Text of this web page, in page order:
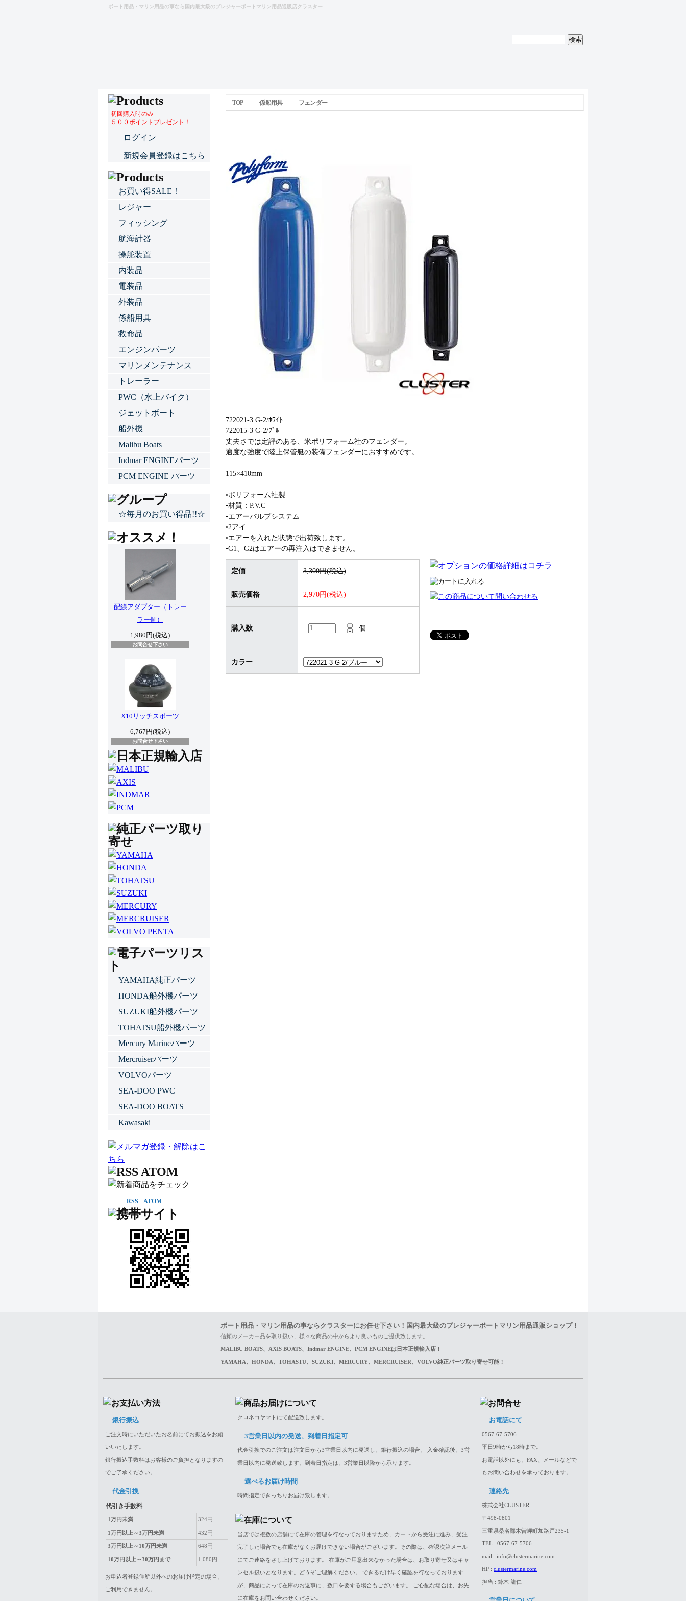
ボート用品・マリン用品の事なら国内最大級のプレジャーボートマリン用品通販店クラスター
TOP 係船用具 フェンダー
722021-3 G-2/ﾎﾜｲﾄ
722015-3 G-2/ﾌﾞﾙｰ
丈夫さでは定評のある、米ポリフォーム社のフェンダー。
適度な強度で陸上保管艇の装備フェンダーにおすすめです。
115×410mm
•ポリフォーム社製
•材質：P.V.C
•エアーバルブシステム
•2アイ
•エアーを入れた状態で出荷致します。
•G1、G2はエアーの再注入はできません。
定価 3,300円(税込)
販売価格 2,970円(税込)
購入数 個
カラー
初回購入時のみ
５００ポイントプレゼント！
ログイン
新規会員登録はこちら
お買い得SALE！
レジャー
フィッシング
航海計器
操舵装置
内装品
電装品
外装品
係船用具
救命品
エンジンパーツ
マリンメンテナンス
トレーラー
PWC（水上バイク）
ジェットボート
船外機
Malibu Boats
Indmar ENGINEパーツ
PCM ENGINE パーツ
☆毎月のお買い得品!!☆
配線アダプター（トレー
ラー側）
1,980円(税込)
お問合せ下さい
X10リッチスポーツ
6,767円(税込)
お問合せ下さい
YAMAHA純正パーツ
HONDA船外機パーツ
SUZUKI船外機パーツ
TOHATSU船外機パーツ
Mercury Marineパーツ
Mercruiserパーツ
VOLVOパーツ
SEA-DOO PWC
SEA-DOO BOATS
Kawasaki
RSS ATOM
ボート用品・マリン用品の事ならクラスターにお任せ下さい！国内最大級のプレジャーボートマリン用品通販ショップ！
信頼のメーカー品を取り扱い、様々な商品の中からより良いものご提供致します。
MALIBU BOATS、AXIS BOATS、Indmar ENGINE、PCM ENGINEは日本正規輸入店！
YAMAHA、HONDA、TOHASTU、SUZUKI、MERCURY、MERCRUISER、VOLVO純正パーツ取り寄せ可能！
銀行振込
ご注文時にいただいたお名前にてお振込をお願
いいたします。
銀行振込手数料はお客様のご負担となりますの
でご了承ください。
代金引換
代引き手数料
1万円未満 324円
1万円以上～3万円未満 432円
3万円以上～10万円未満 648円
10万円以上～30万円まで 1,080円
お申込者登録住所以外へのお届け指定の場合、
ご利用できません。
クロネコヤマトにて配送致します。
3営業日以内の発送、到着日指定可
代金引換でのご注文は注文日から3営業日以内に発送し、銀行振込の場合、 入金確認後、3営
業日以内に発送致します。到着日指定は、3営業日以降から承ります。
選べるお届け時間
時間指定できっちりお届け致します。
当店では複数の店舗にて在庫の管理を行なっておりますため、カートから受注に進み、受注
完了した場合でも在庫がなくお届けできない場合がございます。その際は、確認次第メール
にてご連絡をさし上げております。 在庫がご用意出来なかった場合は、お取り寄せ又はキャ
ンセル扱いとなります。どうぞご理解ください。 できるだけ早く確認を行なっております
が、商品によって在庫のお返事に、数日を要する場合もございます。 ご心配な場合は、お先
に在庫をお問い合わせください。
お電話にて
0567-67-5706
平日9時から18時まで。
お電話以外にも、FAX、メールなどで
もお問い合わせを承っております。
連絡先
株式会社CLUSTER
〒498-0801
三重県桑名郡木曽岬町加路戸235-1
TEL : 0567-67-5706
mail : info@clustermarine.com
HP : clustermarine.com
担当 : 鈴木 龍仁